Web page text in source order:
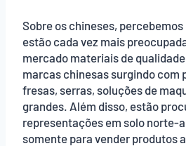
Sobre os chineses,
estão cada vez mais
mercado materiais de
marcas chinesas surgindo com
fresas, serras, soluções de
grandes. Além disso, estão
representações em solo norte-
somente para vender produtos